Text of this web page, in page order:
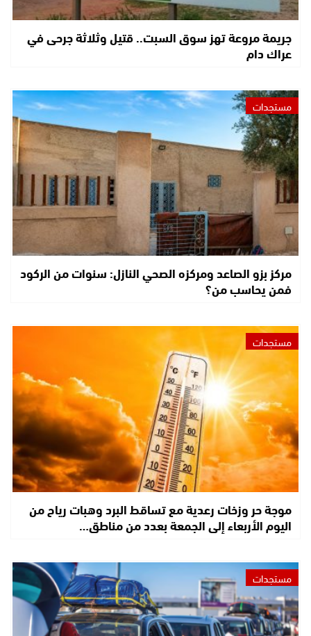
جريمة مروعة تهز سوق السبت.. قتيل وثلاثة جرحى في
عراك دام
مستجدات
مركز بزو الصاعد ومركزه الصحي النازل: سنوات من الركود
فمن يحاسب من؟
مستجدات
موجة حر وزخات رعدية مع تساقط البرد وهبات رياح من
اليوم الأربعاء إلى الجمعة بعدد من مناطق…
مستجدات